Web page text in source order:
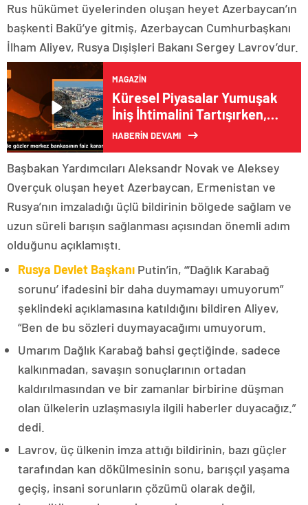
Rus hükümet üyelerinden oluşan heyet Azerbaycan’ın
başkenti Bakü’ye gitmiş, Azerbaycan Cumhurbaşkanı
İlham Aliyev, Rusya Dışişleri Bakanı Sergey Lavrov’dur.
MAGAZIN
Küresel Piyasalar Yumuşak
İniş İhtimalini Tartışırken,
TCMB Para Politikası
HABERİN DEVAMI
Başbakan Yardımcıları Aleksandr Novak ve Aleksey
Overçuk oluşan heyet Azerbaycan, Ermenistan ve
Rusya’nın imzaladığı üçlü bildirinin bölgede sağlam ve
uzun süreli barışın sağlanması açısından önemli adım
olduğunu açıklamıştı.
Rusya Devlet Başkanı Putin’in, “‘Dağlık Karabağ
sorunu’ ifadesini bir daha duymamayı umuyorum”
şeklindeki açıklamasına katıldığını bildiren Aliyev,
“Ben de bu sözleri duymayacağımı umuyorum.
Umarım Dağlık Karabağ bahsi geçtiğinde, sadece
kalkınmadan, savaşın sonuçlarının ortadan
kaldırılmasından ve bir zamanlar birbirine düşman
olan ülkelerin uzlaşmasıyla ilgili haberler duyacağız.”
dedi.
Lavrov, üç ülkenin imza attığı bildirinin, bazı güçler
tarafından kan dökülmesinin sonu, barışçıl yaşama
geçiş, insani sorunların çözümü olarak değil,